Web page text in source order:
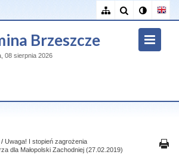
Brzeszcze
08 sierpnia 2026
/ Uwaga! I stopień zagrożenia
dla Małopolski Zachodniej (27.02.2019)